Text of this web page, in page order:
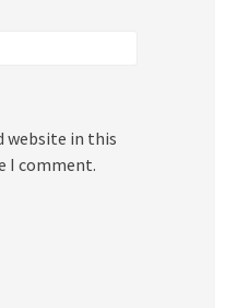
website in this
I comment.